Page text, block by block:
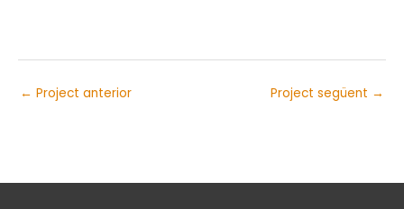
← Project anterior Project següent →